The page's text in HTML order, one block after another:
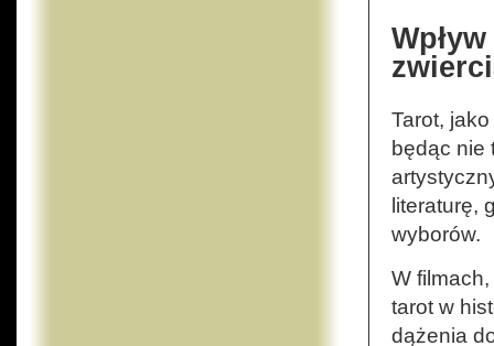
Tarot,
będąc nie
literaturę,
wyborów.
W filmach,
tarot w
dążenia